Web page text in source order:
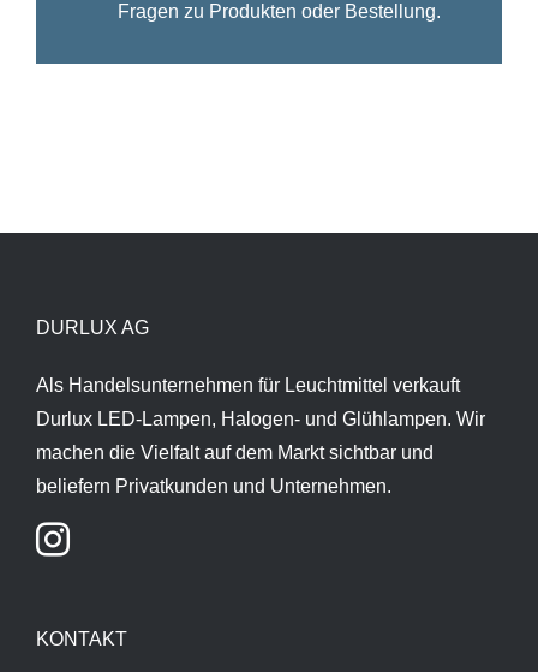
Fragen zu Produkten oder Bestellung.
DURLUX AG
Als Handelsunternehmen für Leuchtmittel verkauft
Durlux LED-Lampen, Halogen- und Glühlampen. Wir
machen die Vielfalt auf dem Markt sichtbar und
beliefern Privatkunden und Unternehmen.
KONTAKT